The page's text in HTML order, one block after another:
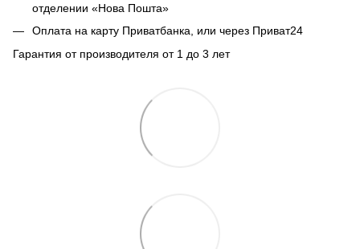
отделении «Нова Пошта»
Оплата на карту Приватбанка, или через Приват24
Гарантия от производителя от 1 до 3 лет